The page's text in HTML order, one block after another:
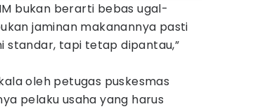
bukan berarti bebas ugal-
jaminan makanannya pasti
standar, tapi tetap dipantau,”
oleh petugas puskesmas
pelaku usaha yang harus